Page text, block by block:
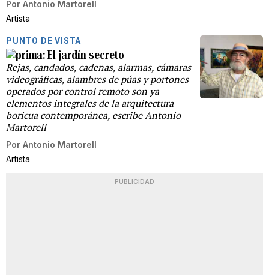
Por Antonio Martorell
Artista
PUNTO DE VISTA
El jardín secreto
Rejas, candados, cadenas, alarmas, cámaras
videográficas, alambres de púas y portones
operados por control remoto son ya
elementos integrales de la arquitectura
boricua contemporánea, escribe Antonio
Martorell
Por Antonio Martorell
Artista
PUBLICIDAD